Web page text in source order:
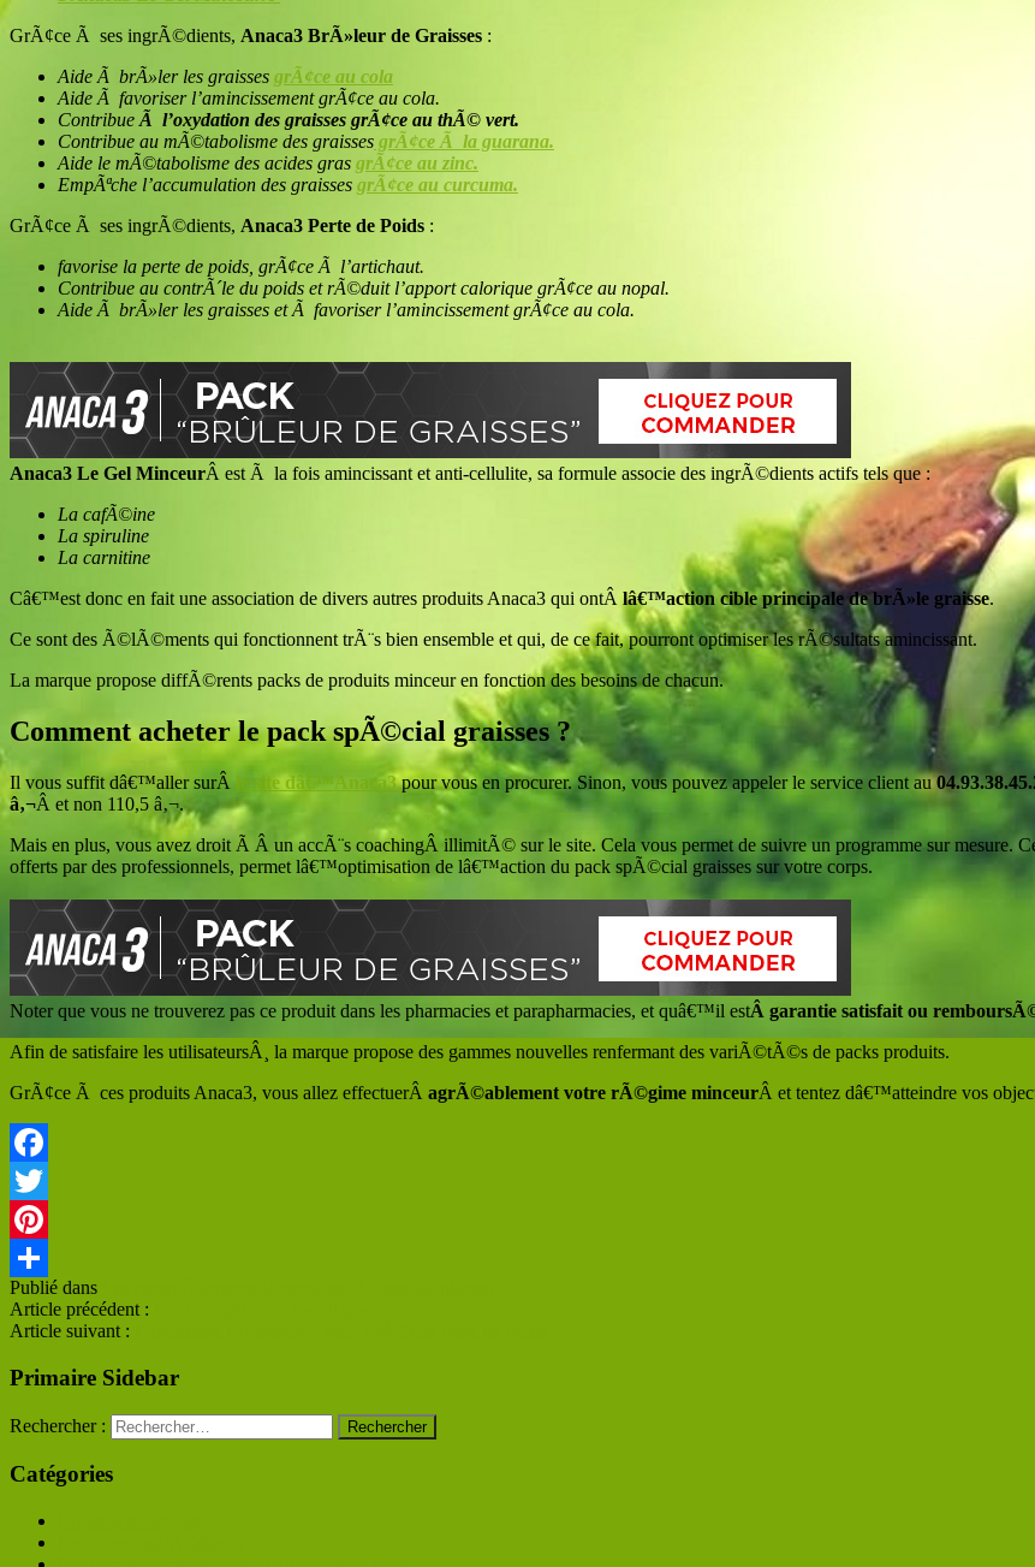
GrÃ¢ce Ã ses ingrÃ©dients, Anaca3 BrÃ»leur de Graisses :
Aide Ã brÃ»ler les graisses grÃ¢ce au cola
Aide Ã favoriser l’amincissement grÃ¢ce au cola.
ContribueÃ l’oxydation des graisses grÃ¢ce au thÃ© vert.
Contribue au mÃ©tabolisme des graisses grÃ¢ce Ã la guarana.
Aide le mÃ©tabolisme des acides gras grÃ¢ce au zinc.
EmpÃªche l’accumulation des graisses grÃ¢ce au curcuma.
GrÃ¢ce Ã ses ingrÃ©dients, Anaca3 Perte de Poids :
favorise la perte de poids, grÃ¢ce Ã l’artichaut.
Contribue au contrÃ´le du poids et rÃ©duit l’apport calorique grÃ¢ce au nopal.
Aide Ã brÃ»ler les graisses et Ã favoriser l’amincissement grÃ¢ce au cola.
Anaca3 Le Gel MinceurÂ est Ã la fois amincissant et anti-cellulite, sa formule associe des ingrÃ©dients actifs tels que :
La cafÃ©ine
La spiruline
La carnitine
Câ€™est donc en fait une association de divers autres produits Anaca3 qui ontÂlâ€™action cible principale de brÃ»le graisse.
Ce sont des Ã©lÃ©ments qui fonctionnent trÃ¨s bien ensemble et qui, de ce fait, pourront optimiser les rÃ©sultats amincissant.
La marque propose diffÃ©rents packs de produits minceur en fonction des besoins de chacun.
Comment acheter le pack spÃ©cial graisses ?
Il vous suffit dâ€™aller surÂ le site dâ€™Anaca3pour vous en procurer. Sinon, vous pouvez appeler le service client au
â‚¬Â et non 110,5 â‚¬.
Mais en plus, vous avez droit Ã Â un accÃ¨s coachingÂ illimitÃ© sur le site. Cela vous permet de suivre un programme sur mesure.
offerts par des professionnels, permet lâ€™optimisation de lâ€™action du pack spÃ©cial graisses sur votre corps.
Noter que vous ne trouverez pas ce produit dans les pharmacies et parapharmacies, et quâ€™il estÂ garantie satisfait ou
Afin de satisfaire les utilisateursÂ¸ la marque propose des gammes nouvelles renfermant des variÃ©tÃ©s de packs produits.
GrÃ¢ce Ã ces produits Anaca3, vous allez effectuerÂ agrÃ©ablement votre rÃ©gime minceurÂ et tentez dâ€™atteindre vos
Facebook
Twitter
Pinterest
Partager
Publié dans
Article précédent :
Article suivant :
Primaire Sidebar
Rechercher :
Catégories